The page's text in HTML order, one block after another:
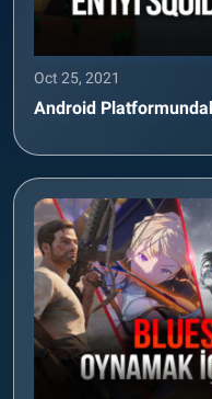
Oct 25, 2021
Android